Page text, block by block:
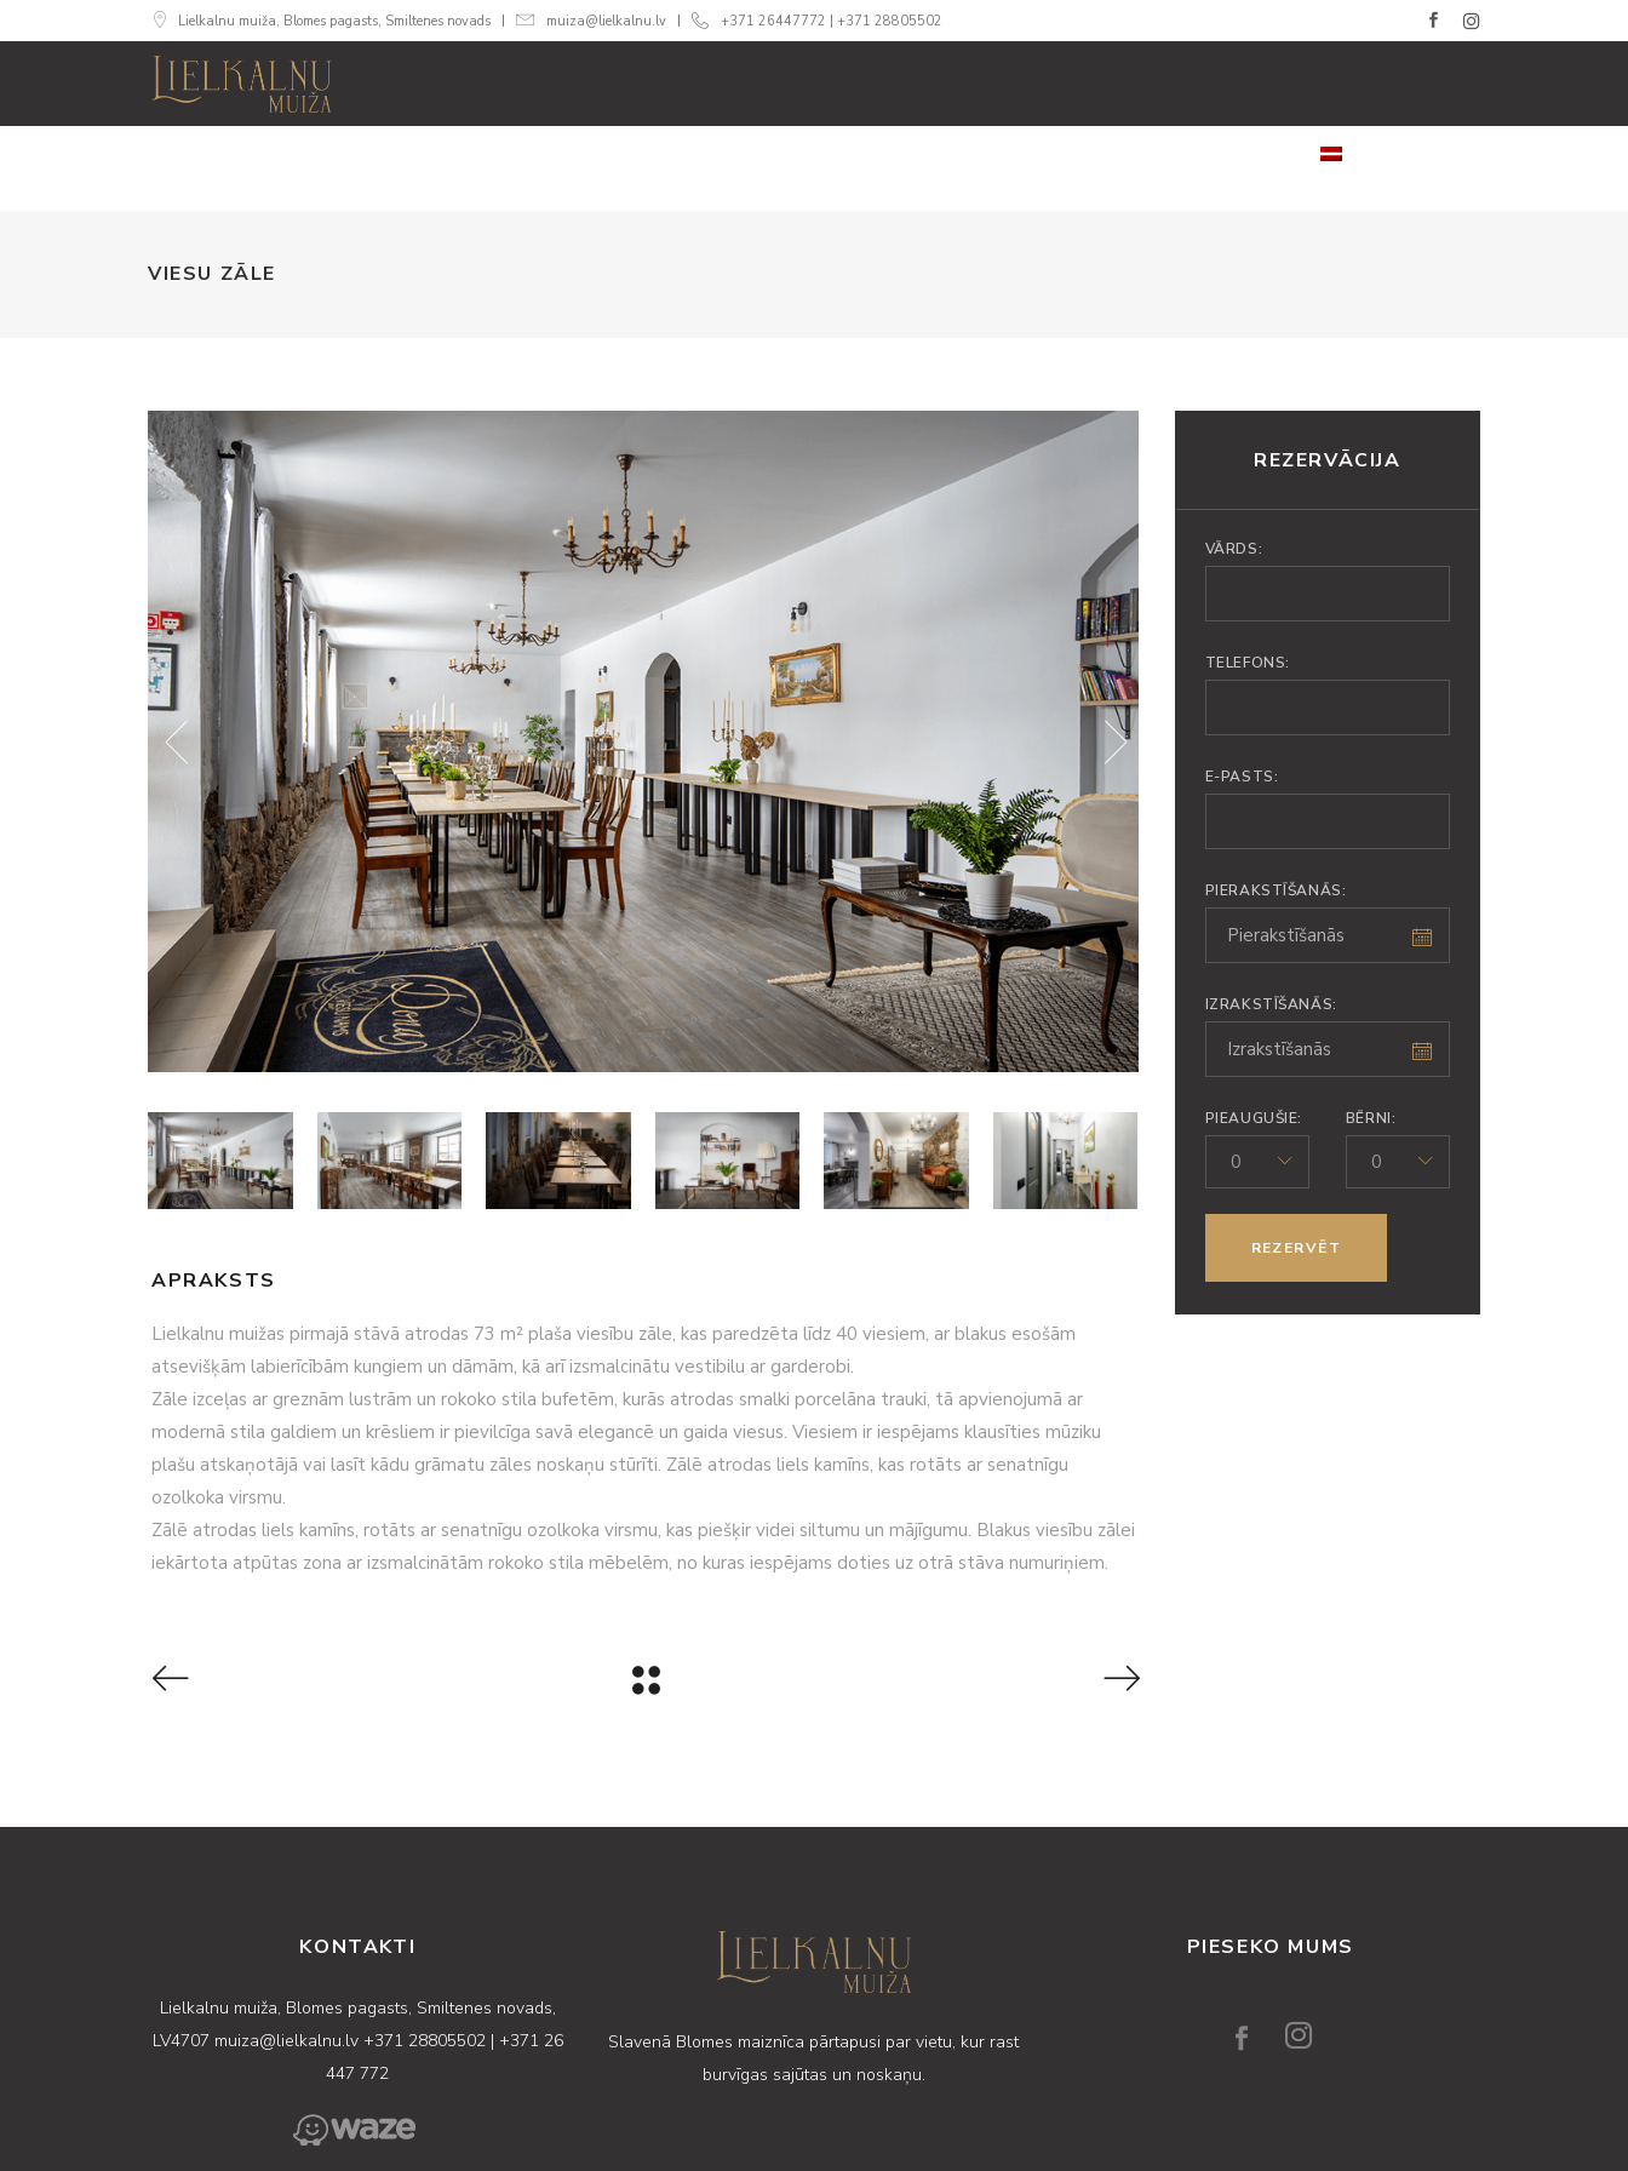
Lielkalnu muiža, Blomes pagasts, Smiltenes novads muiza@lielkalnu.lv +371 26447772 | +371 28805502
VIESU ZĀLE
APRAKSTS
Lielkalnu muižas pirmajā stāvā atrodas 73 m² plaša viesību zāle, kas paredzēta līdz 40 viesiem, ar blakus esošām
atsevišķām labierīcībām kungiem un dāmām, kā arī izsmalcinātu vestibilu ar garderobi.
Zāle izceļas ar greznām lustrām un rokoko stila bufetēm, kurās atrodas smalki porcelāna trauki, tā apvienojumā ar
modernā stila galdiem un krēsliem ir pievilcīga savā elegancē un gaida viesus. Viesiem ir iespējams klausīties mūziku
plašu atskaņotājā vai lasīt kādu grāmatu zāles noskaņu stūrīti. Zālē atrodas liels kamīns, kas rotāts ar senatnīgu
ozolkoka virsmu.
Zālē atrodas liels kamīns, rotāts ar senatnīgu ozolkoka virsmu, kas piešķir videi siltumu un mājīgumu. Blakus viesību zālei
iekārtota atpūtas zona ar izsmalcinātām rokoko stila mēbelēm, no kuras iespējams doties uz otrā stāva numuriņiem.
REZERVĀCIJA
VĀRDS:
TELEFONS:
E-PASTS:
PIERAKSTĪŠANĀS:
IZRAKSTĪŠANĀS:
PIEAUGUŠIE:
0
BĒRNI:
0
KONTAKTI
Lielkalnu muiža, Blomes pagasts, Smiltenes novads,
LV4707 muiza@lielkalnu.lv +371 28805502 | +371 26
447 772
Slavenā Blomes maiznīca pārtapusi par vietu, kur rast
burvīgas sajūtas un noskaņu.
PIESEKO MUMS